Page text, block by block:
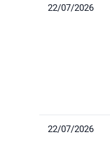
22/07/2026
22/07/2026